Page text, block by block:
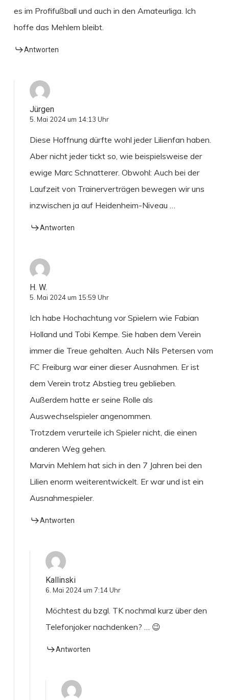
es im Profifußball und auch in den Amateurliga. Ich
hoffe das Mehlem bleibt.
Antworten
Jürgen
5. Mai 2024 um 14:13 Uhr
Diese Hoffnung dürfte wohl jeder Lilienfan haben.
Aber nicht jeder tickt so, wie beispielsweise der
ewige Marc Schnatterer. Obwohl: Auch bei der
Laufzeit von Trainerverträgen bewegen wir uns
inzwischen ja auf Heidenheim-Niveau …
Antworten
H. W.
5. Mai 2024 um 15:59 Uhr
Ich habe Hochachtung vor Spielern wie Fabian
Holland und Tobi Kempe. Sie haben dem Verein
immer die Treue gehalten. Auch Nils Petersen vom
FC Freiburg war einer dieser Ausnahmen. Er ist
dem Verein trotz Abstieg treu geblieben.
Außerdem hatte er seine Rolle als
Auswechselspieler angenommen.
Trotzdem verurteile ich Spieler nicht, die einen
anderen Weg gehen.
Marvin Mehlem hat sich in den 7 Jahren bei den
Lilien enorm weiterentwickelt. Er war und ist ein
Ausnahmespieler.
Antworten
Kallinski
6. Mai 2024 um 7:14 Uhr
Möchtest du bzgl. TK nochmal kurz über den
Telefonjoker nachdenken? … 😉
Antworten